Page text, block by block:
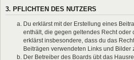
3. PFLICHTEN DES NUTZERS
Du erklärst mit der Erstellung eines
enthält, die gegen geltendes Recht oder
erklärst insbesondere, dass du das
Beiträgen verwendeten Links und Bilder
Der Betreiber des Boards übt das